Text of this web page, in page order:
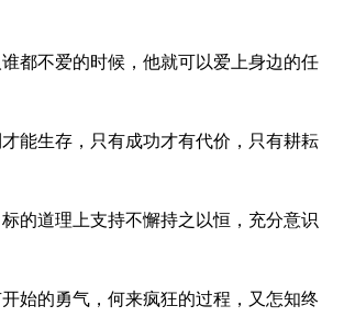
都不爱的时候，他就可以爱上身边的任
能生存，只有成功才有代价，只有耕耘
的道理上支持不懈持之以恒，充分意识
始的勇气，何来疯狂的过程，又怎知终